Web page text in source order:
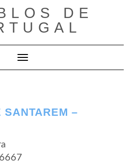
DE
Cambiar modo de navegación
SANTAREM –